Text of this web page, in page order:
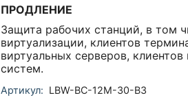
ПРОДЛЕНИЕ
Защита рабочих станций, в том
виртуализации, клиентов
виртуальных серверов,
систем.
Артикул: LBW-BC-12M-30-B3